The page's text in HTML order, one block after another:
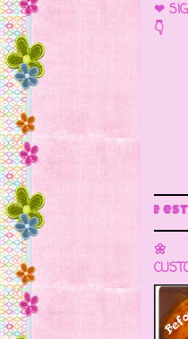
❤
👇
este blog para más
🌼